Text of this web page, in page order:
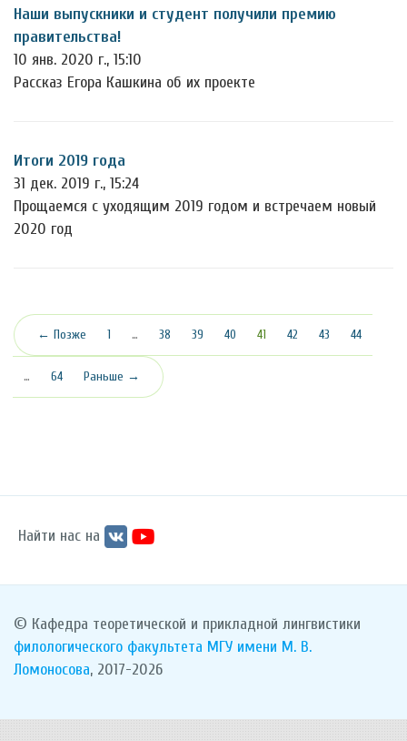
Наши выпускники и студент получили премию
правительства!
10 янв. 2020 г., 15:10
Рассказ Егора Кашкина об их проекте
Итоги 2019 года
31 дек. 2019 г., 15:24
Прощаемся с уходящим 2019 годом и встречаем новый
2020 год
← Позже 1 … 38 39 40 41 (текущая)
42 43 44
… 64 Раньше →
Найти нас на
© Кафедра теоретической и прикладной лингвистики
филологического факультета МГУ имени М. В.
Ломоносова, 2017-2026